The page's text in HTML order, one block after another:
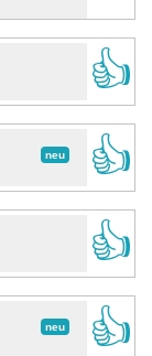
👍
neu
👍
👍
neu
👍